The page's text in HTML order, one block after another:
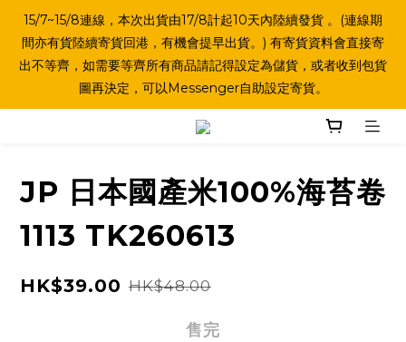
15/7~15/8連線，本次出貨由17/8計起10天內陸續發貨 。(連線期
間亦有貨陸續寄貨回港，有機會提早出貨。) 有寄貨資料會直接寄
出不等齊，如需要等齊所有商品請記得設定為儲貨，或者收到包貨
圖再決定，可以Messenger自助設定寄貨。
JP 日本國產米100%海苔卷
1113 TK260613
HK$39.00 HK$48.00
售完